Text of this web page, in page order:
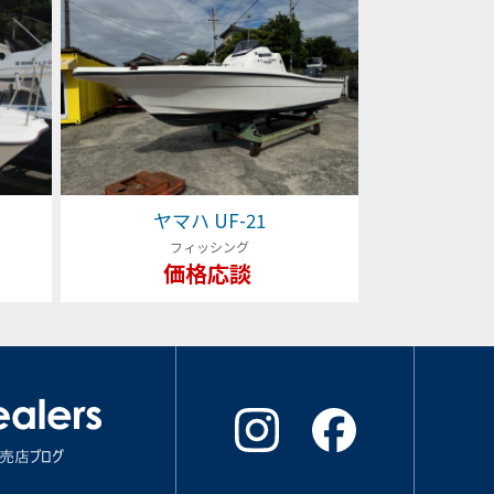
ヤマハ UF-21
フィッシング
価格応談